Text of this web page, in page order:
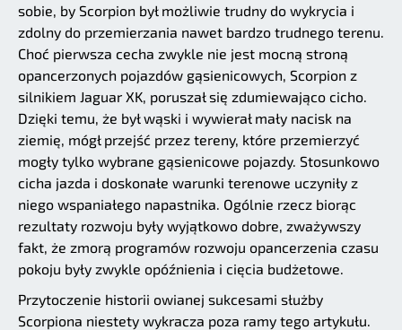
sobie, by Scorpion był możliwie trudny do wykrycia i
zdolny do przemierzania nawet bardzo trudnego terenu.
Choć pierwsza cecha zwykle nie jest mocną stroną
opancerzonych pojazdów gąsienicowych, Scorpion z
silnikiem Jaguar XK, poruszał się zdumiewająco cicho.
Dzięki temu, że był wąski i wywierał mały nacisk na
ziemię, mógł przejść przez tereny, które przemierzyć
mogły tylko wybrane gąsienicowe pojazdy. Stosunkowo
cicha jazda i doskonałe warunki terenowe uczyniły z
niego wspaniałego napastnika. Ogólnie rzecz biorąc
rezultaty rozwoju były wyjątkowo dobre, zważywszy
fakt, że zmorą programów rozwoju opancerzenia czasu
pokoju były zwykle opóźnienia i cięcia budżetowe.
Przytoczenie historii owianej sukcesami służby
Scorpiona niestety wykracza poza ramy tego artykułu.